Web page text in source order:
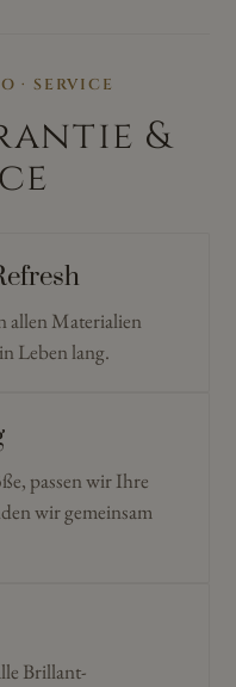
· SERVICE
&
allen Materialien
Leben lang.
passen wir Ihre
wir gemeinsam
Brillant-